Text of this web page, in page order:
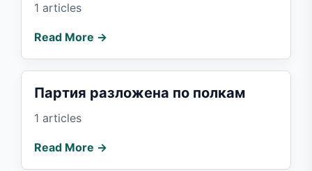
1 articles
Read More →
Партия разложена по полкам
1 articles
Read More →